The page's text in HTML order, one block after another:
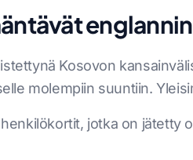
Kosovon
molempiin suuntiin.
jotka on jätetty